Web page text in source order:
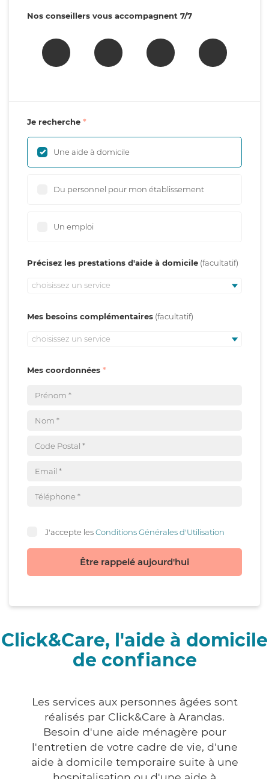
Nos conseillers vous accompagnent 7/7
Je recherche
Une aide à domicile
Du personnel pour mon établissement
Un emploi
Précisez les prestations d'aide à domicile
choisissez un service
Mes besoins complémentaires
choisissez un service
Mes coordonnées
J'accepte lesConditions Générales d'Utilisation
Être rappelé aujourd'hui
Click&Care, l'aide à domicile
de confiance
Les services aux personnes âgées sont
réalisés par Click&Care à Arandas.
Besoin d'une aide ménagère pour
l'entretien de votre cadre de vie, d'une
aide à domicile temporaire suite à une